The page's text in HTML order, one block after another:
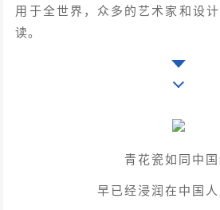
用于全世界，众多的艺术家和设
读。
青花瓷如同中
早已经浸润在中国